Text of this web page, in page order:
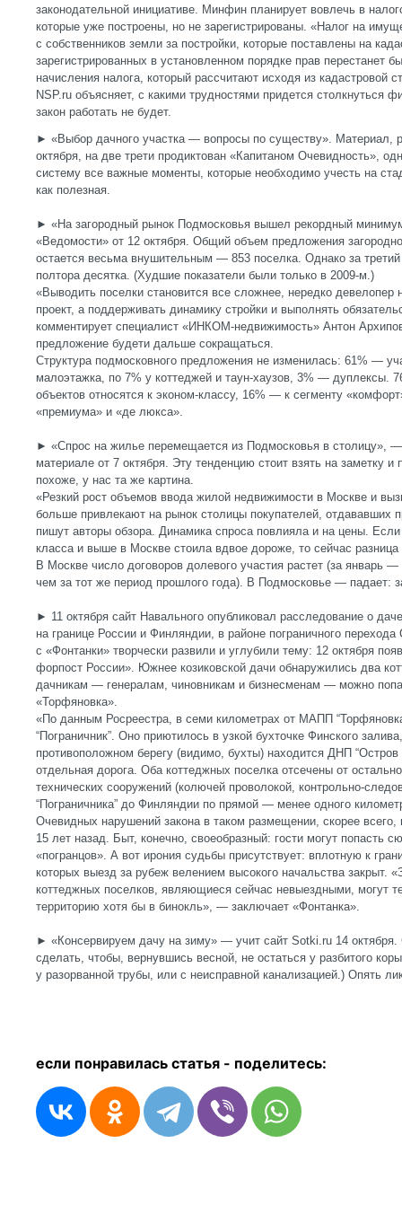
законодательной инициативе. Минфин планирует вовлечь в
которые уже построены, но не зарегистрированы. «Налог на
с собственников земли за постройки, которые поставлены на
зарегистрированных в установленном порядке прав перестанет
начисления налога, который рассчитают исходя из кадастровой
NSP.ru объясняет, с какими трудностями придется столкнуться
закон работать не будет.
► «Выбор дачного участка — вопросы по существу». Материал,
октября, на две трети продиктован «Капитаном Очевидность»,
систему все важные моменты, которые необходимо учесть на
как полезная.
► «На загородный рынок Подмосковья вышел рекордный
«Ведомости» от 12 октября. Общий объем предложения
остается весьма внушительным — 853 поселка. Однако за третий
полтора десятка. (Худшие показатели были только в 2009-м.)
«Выводить поселки становится все сложнее, нередко девелопер
проект, а поддерживать динамику стройки и выполнять
комментирует специалист «ИНКОМ-недвижимость» Антон
предложение будети дальше сокращаться.
Структура подмосковного предложения не изменилась: 61% —
малоэтажка, по 7% у коттеджей и таун-хаузов, 3% — дуплексы.
объектов относятся к эконом-классу, 16% — к сегменту
«премиума» и «де люкса».
► «Спрос на жилье перемещается из Подмосковья в столицу»,
материале от 7 октября. Эту тенденцию стоит взять на заметку и
похоже, у нас та же картина.
«Резкий рост объемов ввода жилой недвижимости в Москве и
больше привлекают на рынок столицы покупателей,
пишут авторы обзора. Динамика спроса повлияла и на цены.
класса и выше в Москве стоила вдвое дороже, то сейчас
В Москве число договоров долевого участия растет (за январь
чем за тот же период прошлого года). В Подмосковье — падает:
► 11 октября сайт Навального опубликовал расследование о
на границе России и Финляндии, в районе пограничного
с «Фонтанки» творчески развили и углубили тему: 12 октября
форпост России». Южнее козиковской дачи обнаружились два
дачникам — генералам, чиновникам и бизнесменам — можно
«Торфяновка».
«По данным Росреестра, в семи километрах от МАПП
“Пограничник”. Оно приютилось в узкой бухточке Финского
противоположном берегу (видимо, бухты) находится ДНП
отдельная дорога. Оба коттеджных поселка отсечены от
технических сооружений (колючей проволокой, контрольно-
“Пограничника” до Финляндии по прямой — менее одного
Очевидных нарушений закона в таком размещении, скорее
15 лет назад. Быт, конечно, своеобразный: гости могут попасть
«погранцов». А вот ирония судьбы присутствует: вплотную к
которых выезд за рубеж велением высокого начальства закрыт.
коттеджных поселков, являющиеся сейчас невыездными, могут
территорию хотя бы в бинокль», — заключает «Фонтанка».
► «Консервируем дачу на зиму» — учит сайт Sotki.ru 14 октября.
сделать, чтобы, вернувшись весной, не остаться у разбитого
у разорванной трубы, или с неисправной канализацией.) Опять
если понравилась статья - поделитесь: